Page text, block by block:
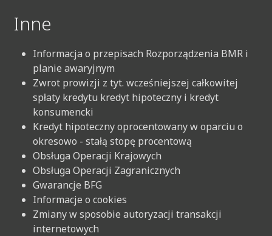
Inne
Informacja o przepisach Rozporządzenia BMR i
planie awaryjnym
Zwrot prowizji z tyt. wcześniejszej całkowitej
spłaty kredytu kredyt hipoteczny i kredyt
konsumencki
Kredyt hipoteczny oprocentowany w oparciu o
okresowo - stałą stopę procentową
Obsługa Operacji Krajowych
Obsługa Operacji Zagranicznych
Gwarancje BFG
Informacje o cookies
Zmiany w sposobie autoryzacji transakcji
internetowych